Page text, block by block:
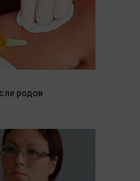
родов